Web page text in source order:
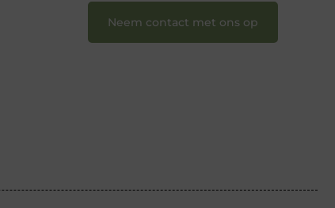
Neem contact met ons op